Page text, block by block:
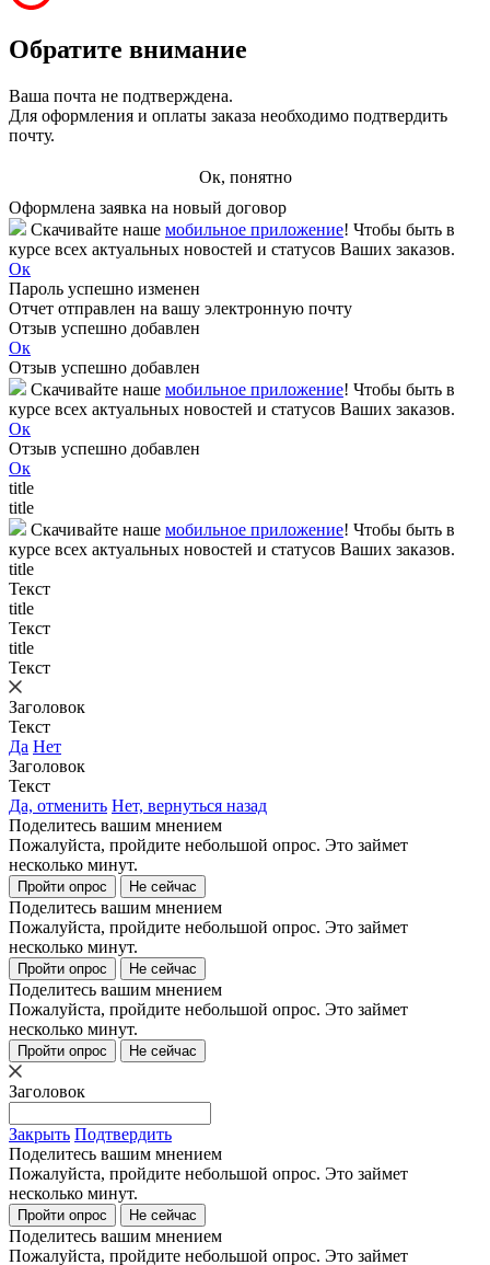
Обратите внимание
Ваша почта не подтверждена.
Для оформления и оплаты заказа необходимо подтвердить
почту.
Ок, понятно
Оформлена заявка на новый договор
Скачивайте наше мобильное приложение! Чтобы быть в
курсе всех актуальных новостей и статусов Ваших заказов.
Ок
Пароль успешно изменен
Отчет отправлен на вашу электронную почту
Отзыв успешно добавлен
Ок
Отзыв успешно добавлен
Скачивайте наше мобильное приложение! Чтобы быть в
курсе всех актуальных новостей и статусов Ваших заказов.
Ок
Отзыв успешно добавлен
Ок
title
title
Скачивайте наше мобильное приложение! Чтобы быть в
курсе всех актуальных новостей и статусов Ваших заказов.
title
Текст
title
Текст
title
Текст
Заголовок
Текст
Да Нет
Заголовок
Текст
Да, отменить Нет, вернуться назад
Поделитесь вашим мнением
Пожалуйста, пройдите небольшой опрос. Это займет
несколько минут.
Пройти опрос Не сейчас
Поделитесь вашим мнением
Пожалуйста, пройдите небольшой опрос. Это займет
несколько минут.
Пройти опрос Не сейчас
Поделитесь вашим мнением
Пожалуйста, пройдите небольшой опрос. Это займет
несколько минут.
Пройти опрос Не сейчас
Заголовок
Закрыть Подтвердить
Поделитесь вашим мнением
Пожалуйста, пройдите небольшой опрос. Это займет
несколько минут.
Пройти опрос Не сейчас
Поделитесь вашим мнением
Пожалуйста, пройдите небольшой опрос. Это займет